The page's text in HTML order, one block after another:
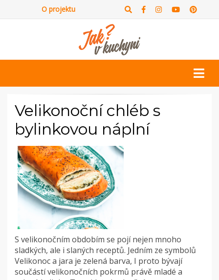
O projektu
Velikonoční chléb s
bylinkovou náplní
S velikonočním obdobím se pojí nejen mnoho
sladkých, ale i slaných receptů. Jedním ze symbolů
Velikonoc a jara je zelená barva, I proto bývají
součástí velikonočních pokrmů právě mladé a